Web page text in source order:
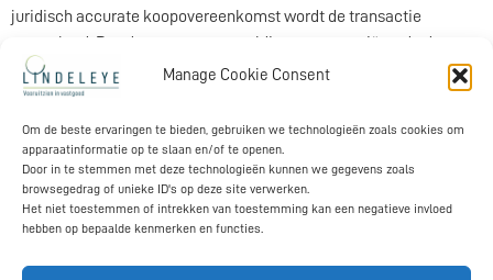
Manage Cookie Consent
Om de beste ervaringen te bieden, gebruiken we technologieën zoals cookies om
apparaatinformatie op te slaan en/of te openen.
Door in te stemmen met deze technologieën kunnen we gegevens zoals
browsegedrag of unieke ID's op deze site verwerken.
Het niet toestemmen of intrekken van toestemming kan een negatieve invloed
hebben op bepaalde kenmerken en functies.
juridisch accurate koopovereenkomst wordt de transactie
vastgelegd. Pas daarna een zorgvuldige en conveniërende due
dilligence wordt tot aankoop overgegaan.
Lindeleye, Mathijn van de Pas, Hoenderstraat 10, 5268KW Helvoirt Nederland
T +31 622 98 67 43 mathijn@lindeleye.nl